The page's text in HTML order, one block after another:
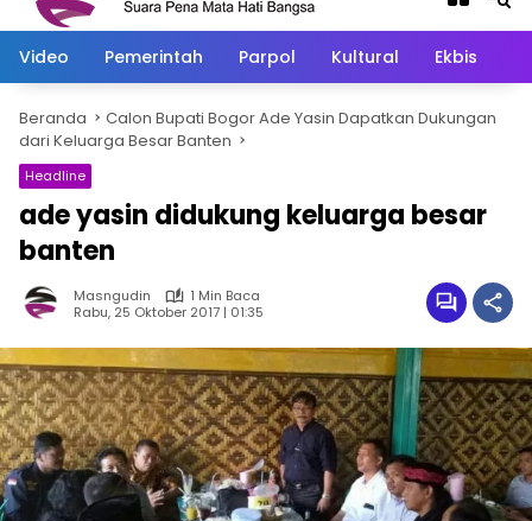
Video Pemerintah Parpol Kultural Ekbis
Beranda
Calon Bupati Bogor Ade Yasin Dapatkan Dukungan
dari Keluarga Besar Banten
Headline
ade yasin didukung keluarga besar
banten
Masngudin
1 Min Baca
Rabu, 25 Oktober 2017 | 01:35